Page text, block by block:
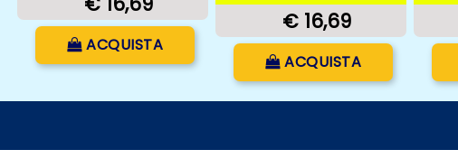
Quantità
ACQUISTA
€ 16,69
Quantità
ACQUISTA